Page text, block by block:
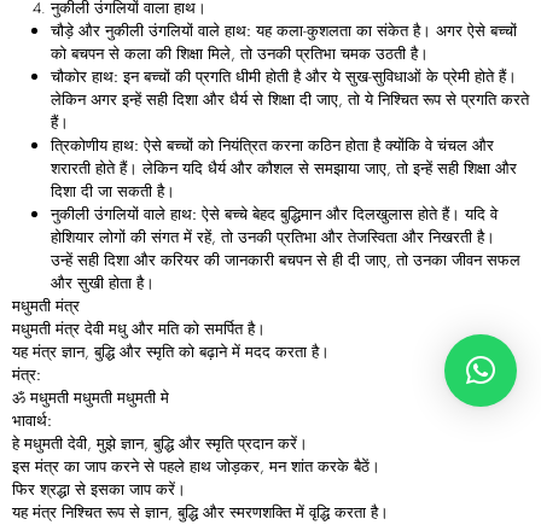
नुकीली उंगलियों वाला हाथ।
चौड़े औरनुकीलीउंगलियोंवालेहाथ: यह कला-कुशलता का संकेत है। अगर ऐसे बच्चों
को बचपन से कला की शिक्षा मिले, तो उनकी प्रतिभा चमक उठती है।
चौकोरहाथ: इन बच्चों की प्रगति धीमी होती है और ये सुख-सुविधाओं के प्रेमी होते हैं।
लेकिन अगर इन्हें सही दिशा और धैर्य से शिक्षा दी जाए, तो ये निश्चित रूप से प्रगति करते
हैं।
त्रिकोणीयहाथ: ऐसे बच्चों को नियंत्रित करना कठिन होता है क्योंकि वे चंचल और
शरारती होते हैं। लेकिन यदि धैर्य और कौशल से समझाया जाए, तो इन्हें सही शिक्षा और
दिशा दी जा सकती है।
नुकीलीउंगलियोंवालेहाथ: ऐसे बच्चे बेहद बुद्धिमान और दिलखुलास होते हैं। यदि वे
होशियार लोगों की संगत में रहें, तो उनकी प्रतिभा और तेजस्विता और निखरती है।
उन्हें सही दिशा और करियर की जानकारी बचपन से ही दी जाए, तो उनका जीवन सफल
और सुखी होता है।
मधुमतीमंत्र
मधुमती मंत्र देवी मधु और मति को समर्पित है।
यह मंत्र ज्ञान, बुद्धि और स्मृति को बढ़ाने में मदद करता है।
मंत्र:
ॐ मधुमती मधुमती मधुमती मे
भावार्थ:
हे मधुमती देवी, मुझे ज्ञान, बुद्धि और स्मृति प्रदान करें।
इस मंत्र का जाप करने से पहले हाथ जोड़कर, मन शांत करके बैठें।
फिर श्रद्धा से इसका जाप करें।
यह मंत्र निश्चित रूप से ज्ञान, बुद्धि और स्मरणशक्ति में वृद्धि करता है।